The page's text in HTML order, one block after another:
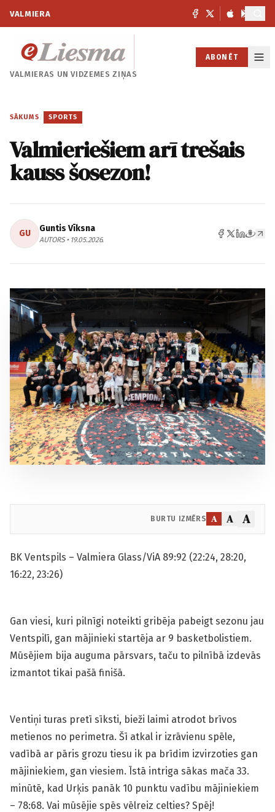
VALMIERA
VALMIERAS UNVIDZEMES ZIŅAS
ABONĒT
SĀKUMS / SPORTS
Valmieriešiem arī trešais
kauss šosezon!
GU Guntis Vīksna
AUTORS • 19.05.2026.
BURTU IZMĒRS A A A
BK Ventspils – Valmiera Glass/ViA 89:92 (22:24, 28:20,
16:22, 23:26)
Gan viesi, kuri pilnīgi noteikti gribēja pabeigt sezonu jau
Ventspilī, gan mājinieki startēja ar 9 basketbolistiem.
Mūsējiem bija auguma pārsvars, taču to pilnībā izdevās
izmantot tikai pašā finišā.
Ventiņi turas pretī sīksti, bieži laimi atrodot brīvos
metienos no perimetra. Šī atkal ir izrāvienu spēle,
vadībā ar pāris grozu tiesu ik pa brīdim izvirzoties gan
mājiniekiem, gan viesiem. Īstā intriga sākas mača 33.
minūtē, kad Urķis panāk 10 punktu vadību mājiniekiem
– 78:68. Vai mūsējie spēs vēlreiz celties? Spēj!